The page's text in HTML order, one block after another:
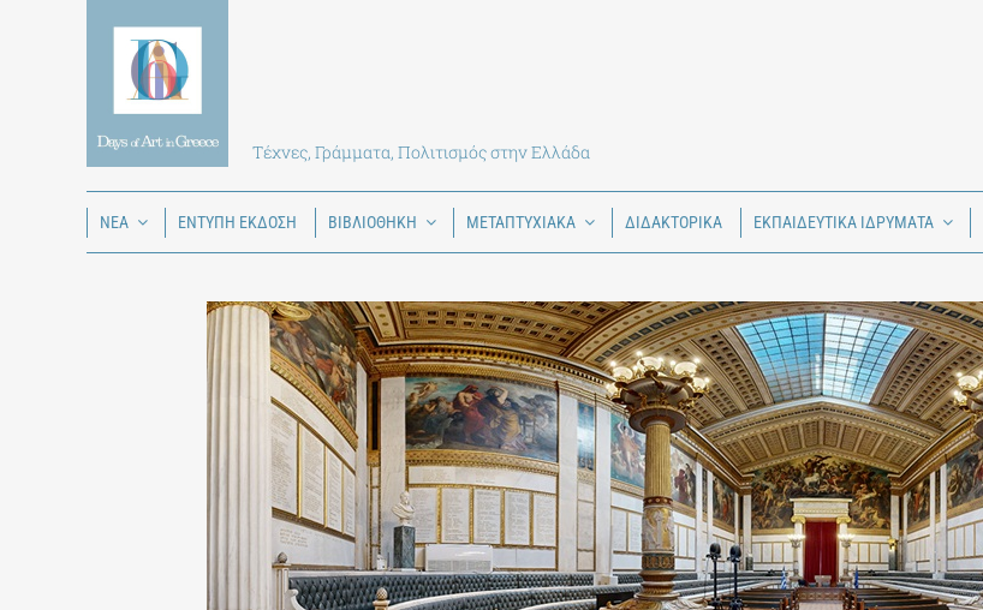
Τέχνες, Γράμματα, Πολιτισμός στην Ελλάδα
ΝΕΑ ΕΝΤΥΠΗ ΕΚΔΟΣΗ ΒΙΒΛΙΟΘΗΚΗ ΜΕΤΑΠΤΥΧΙΑΚΑ ΔΙΔΑΚΤΟΡΙΚΑ ΕΚΠΑΙΔΕΥΤΙΚΑ ΙΔΡΥΜΑΤΑ